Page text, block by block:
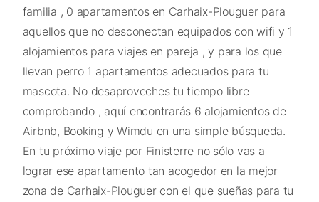
familia , 0 apartamentos en Carhaix-Plouguer para
aquellos que no desconectan equipados con wifi y 1
alojamientos para viajes en pareja , y para los que
llevan perro 1 apartamentos adecuados para tu
mascota. No desaproveches tu tiempo libre
comprobando , aquí encontrarás 6 alojamientos de
Airbnb, Booking y Wimdu en una simple búsqueda.
En tu próximo viaje por Finisterre no sólo vas a
lograr ese apartamento tan acogedor en la mejor
zona de Carhaix-Plouguer con el que sueñas para tu